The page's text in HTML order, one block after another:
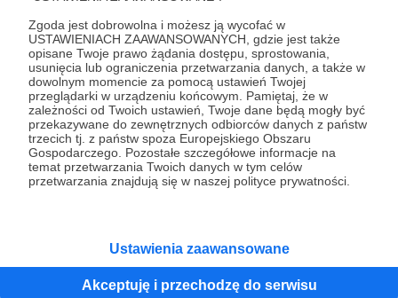
Zgoda jest dobrowolna i możesz ją wycofać w
USTAWIENIACH ZAAWANSOWANYCH, gdzie jest także
opisane Twoje prawo żądania dostępu, sprostowania,
usunięcia lub ograniczenia przetwarzania danych, a także w
dowolnym momencie za pomocą ustawień Twojej
przeglądarki w urządzeniu końcowym. Pamiętaj, że w
zależności od Twoich ustawień, Twoje dane będą mogły być
przekazywane do zewnętrznych odbiorców danych z państw
trzecich tj. z państw spoza Europejskiego Obszaru
Gospodarczego. Pozostałe szczegółowe informacje na
temat przetwarzania Twoich danych w tym celów
przetwarzania znajdują się w naszej polityce prywatności.
Ustawienia zaawansowane
Akceptuję i przechodzę do serwisu
perspektywą na to nasze działanie. Dezinformatorzy
zajmują się nie tylko ogólnopolskimi tematami, orientują
się bardzo dobrze w lokalnych sprawach i starają się
aktywnie na nie wpływać. A my konsekwentnie
przeciwdziałamy dezinformacji. Dowiedz się, w jaki
sposób.
factcheck lokalnie podcast +1